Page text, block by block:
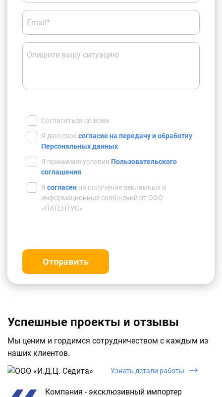
Email*
Опишите вашу ситуацию
Согласиться со всем
Я даю своесогласие на передачу и обработку
Персональных данных
Я принимаю условия Пользовательского
соглашения
Я согласен на получение рекламных и
информационных сообщений от ООО
«ПАТЕНТУС»
Отправить
Успешные проекты и отзывы
Мы ценим и гордимся сотрудничеством с каждым из
наших клиентов.
Узнать детали работы
Компания - эксклюзивный импортер